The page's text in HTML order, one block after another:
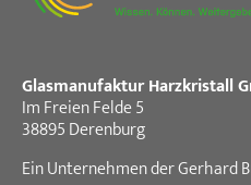
Glasmanufaktur Harzkristall
Im Freien Felde 5
38895 Derenburg
Ein Unternehmen der Gerhard